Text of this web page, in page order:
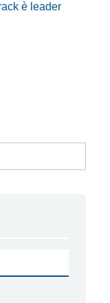
è leader